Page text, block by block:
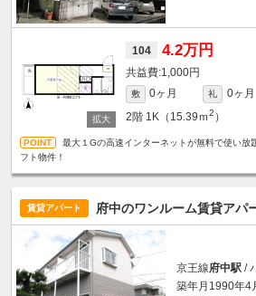
104 4.2万円
1,000円
敷 0ヶ月 礼
0ヶ月
2階 1K（15.39ｍ2 ）
最大１Gの高速インターネットが無料で使い放
フト物件！
賃貸アパート 府中のワンルーム賃貸アパ
京王線府中駅 /
築年月1990年4